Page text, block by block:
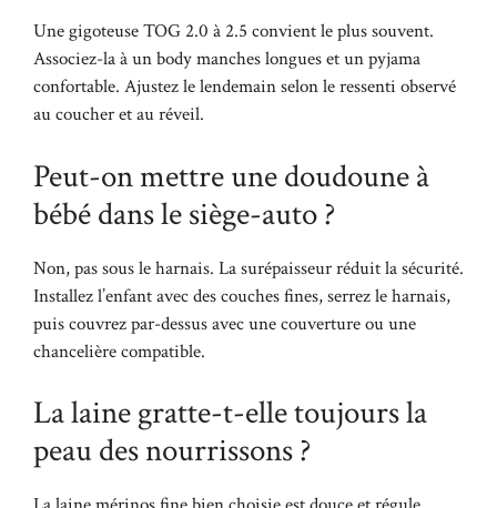
Une gigoteuse TOG 2.0 à 2.5 convient le plus souvent.
Associez-la à un body manches longues et un pyjama
confortable. Ajustez le lendemain selon le ressenti observé
au coucher et au réveil.
Peut-on mettre une doudoune à
bébé dans le siège-auto ?
Non, pas sous le harnais. La surépaisseur réduit la sécurité.
Installez l’enfant avec des couches fines, serrez le harnais,
puis couvrez par-dessus avec une couverture ou une
chancelière compatible.
La laine gratte-t-elle toujours la
peau des nourrissons ?